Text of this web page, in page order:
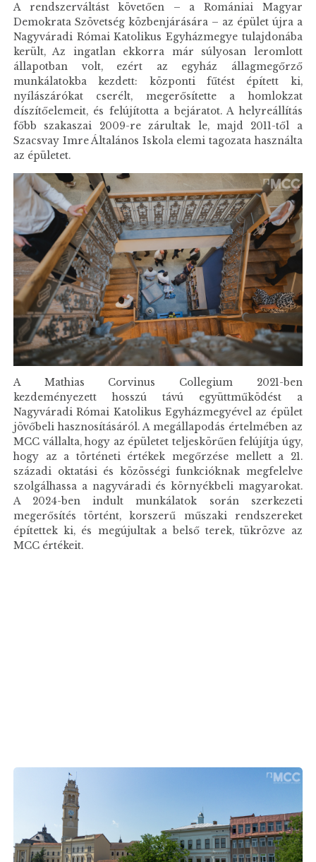
A rendszerváltást követően – a Romániai Magyar
Demokrata Szövetség közbenjárására – az épület újra a
Nagyváradi Római Katolikus Egyházmegye tulajdonába
került, Az ingatlan ekkorra már súlyosan leromlott
állapotban volt, ezért az egyház állagmegőrző
munkálatokba kezdett: központi fűtést épített ki,
nyílászárókat cserélt, megerősítette a homlokzat
díszítőelemeit, és felújította a bejáratot. A helyreállítás
főbb szakaszai 2009-re zárultak le, majd 2011-től a
Szacsvay Imre Általános Iskola elemi tagozata használta
az épületet.
A Mathias Corvinus Collegium 2021-ben
kezdeményezett hosszú távú együttműködést a
Nagyváradi Római Katolikus Egyházmegyével az épület
jövőbeli hasznosításáról. A megállapodás értelmében az
MCC vállalta, hogy az épületet teljeskörűen felújítja úgy,
hogy az a történeti értékek megőrzése mellett a 21.
századi oktatási és közösségi funkcióknak megfelelve
szolgálhassa a nagyváradi és környékbeli magyarokat.
A 2024-ben indult munkálatok során szerkezeti
megerősítés történt, korszerű műszaki rendszereket
építettek ki, és megújultak a belső terek, tükrözve az
MCC értékeit.